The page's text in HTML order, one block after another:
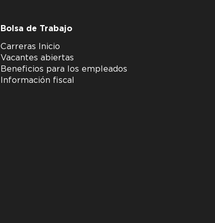
Bolsa de Trabajo
Carreras Inicio
Vacantes abiertas
Beneficios para los empleados
Información fiscal